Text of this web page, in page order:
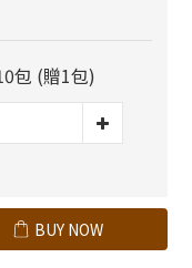
包 (贈1包)
BUY NOW